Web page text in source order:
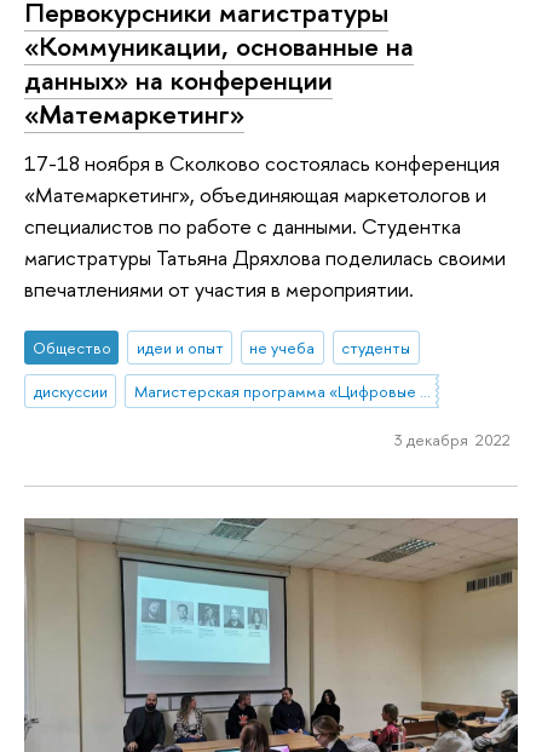
Первокурсники магистратуры
«Коммуникации, основанные на
данных» на конференции
«Матемаркетинг»
17-18 ноября в Сколково состоялась конференция
«Матемаркетинг», объединяющая маркетологов и
специалистов по работе с данными. Студентка
магистратуры Татьяна Дряхлова поделилась своими
впечатлениями от участия в мероприятии.
Общество идеи и опыт не учеба
студенты
дискуссии
Магистерская программа «Цифровые коммуникации и продуктовая аналитика»
3 декабря 2022